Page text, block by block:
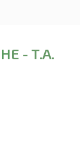
E - T.A.